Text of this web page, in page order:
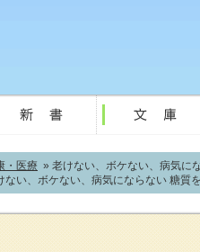
・医療 » 老けない、ボケない、病気に
ない、ボケない、病気にならない 糖質